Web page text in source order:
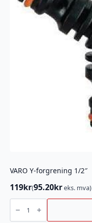
VARO Y-forgrening 1/2″
119kr(95.20kreks. mva)
VARO
forgrening
1/2"